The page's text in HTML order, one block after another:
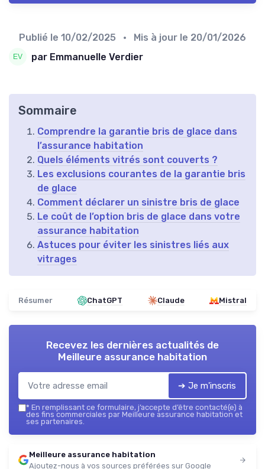
Publié le 10/02/2025 • Mis à jour le 20/01/2026
par Emmanuelle Verdier
Sommaire
Comprendre la garantie bris de glace dans
l’assurance habitation
Quels éléments vitrés sont couverts ?
Les exclusions courantes de la garantie bris
de glace
Comment déclarer un sinistre bris de glace
Le coût de l’option bris de glace dans votre
assurance habitation
Astuces pour éviter les sinistres liés aux
vitrages
Résumer ChatGPT Claude Mistral
Recevez les dernières actualités de
Meilleure assurance habitation
➔ Je m'inscris
* En remplissant ce formulaire, j’accepte d’être contacté(e) à
des fins commerciales par Meilleure assurance habitation et
ses partenaires.
Meilleure assurance habitation
Ajoutez-nous à vos sources préférées sur Google